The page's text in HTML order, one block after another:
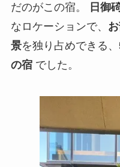
だのがこの宿。
日御
なロケーションで、
景を独り占めできる、
の宿でした。